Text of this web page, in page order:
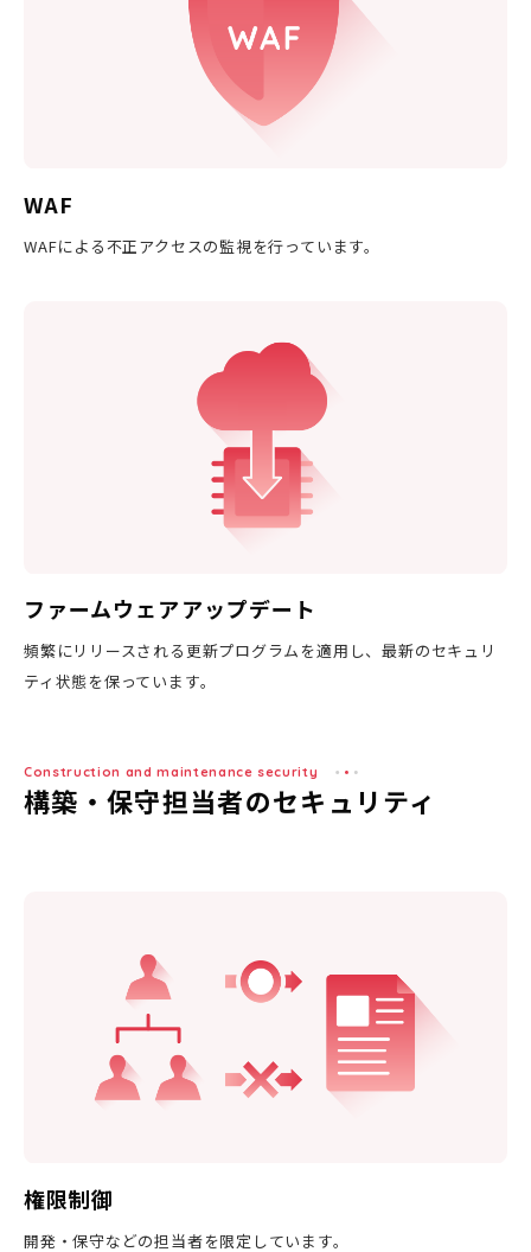
WAF
WAFによる不正アクセスの監視を行っています。
ファームウェアアップデート
頻繁にリリースされる更新プログラムを適用し、最新のセキュリ
ティ状態を保っています。
Construction and maintenance security
構築・保守担当者のセキュリティ
権限制御
開発・保守などの担当者を限定しています。